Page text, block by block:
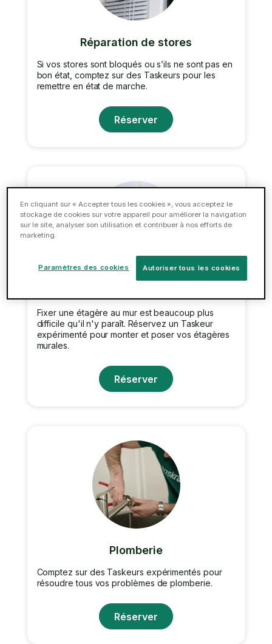
Réparation de stores
Si vos stores sont bloqués ou s’ils ne sont pas en
bon état, comptez sur des Taskeurs pour les
remettre en état de marche.
Réserver
Fixer une étagère au mur est beaucoup plus
difficile qu'il n'y paraît. Réservez un Taskeur
expérimenté pour monter et poser vos étagères
murales.
Réserver
Plomberie
Comptez sur des Taskeurs expérimentés pour
résoudre tous vos problèmes de plomberie.
Réserver
En cliquant sur « Accepter tous les cookies », vous acceptez le
stockage de cookies sur votre appareil pour améliorer la navigation
sur le site, analyser son utilisation et contribuer à nos efforts de
marketing.
Autoriser tous les cookies
Paramètres des cookies